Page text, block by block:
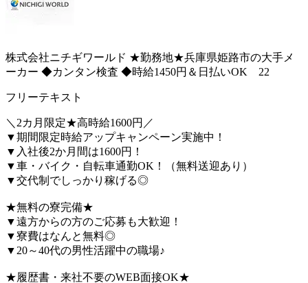
株式会社ニチギワールド ★勤務地★兵庫県姫路市の大手メ
ーカー ◆カンタン検査 ◆時給1450円＆日払いOK 22
フリーテキスト
＼2カ月限定★高時給1600円／
▼期間限定時給アップキャンペーン実施中！
▼入社後2か月間は1600円！
▼車・バイク・自転車通勤OK！（無料送迎あり）
▼交代制でしっかり稼げる◎
★無料の寮完備★
▼遠方からの方のご応募も大歓迎！
▼寮費はなんと無料◎
▼20～40代の男性活躍中の職場♪
★履歴書・来社不要のWEB面接OK★